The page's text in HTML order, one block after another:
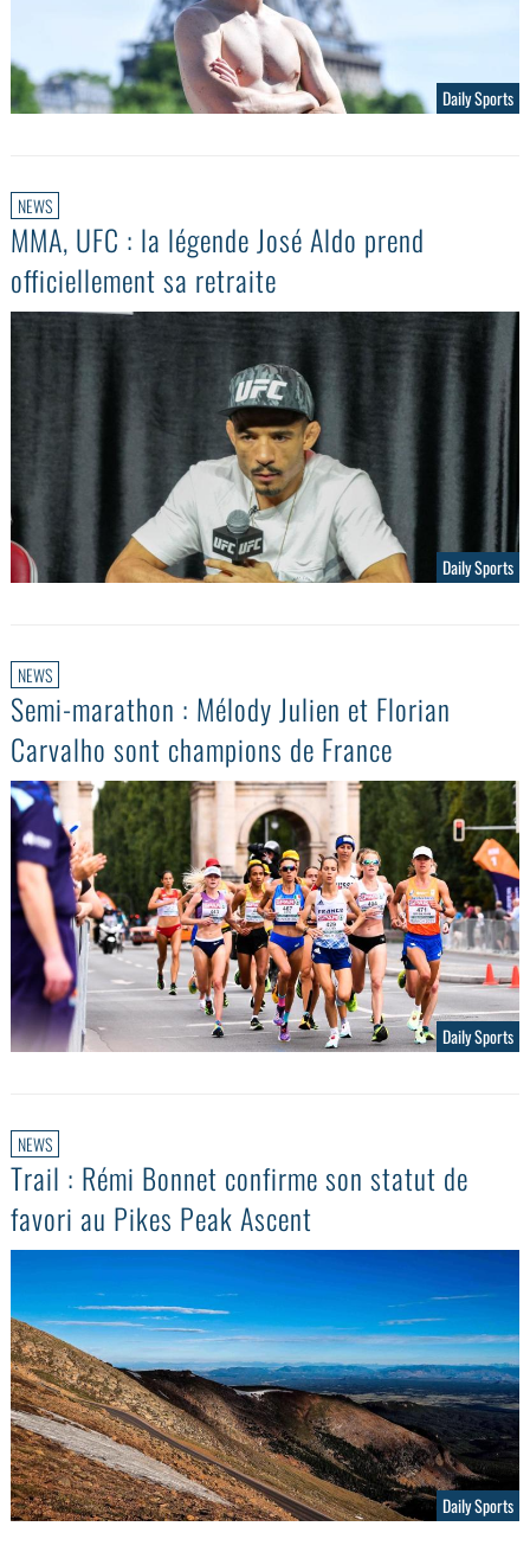
Daily Sports
NEWS
MMA, UFC : la légende José Aldo prend
officiellement sa retraite
Daily Sports
NEWS
Semi-marathon : Mélody Julien et Florian
Carvalho sont champions de France
Daily Sports
NEWS
Trail : Rémi Bonnet confirme son statut de
favori au Pikes Peak Ascent
Daily Sports